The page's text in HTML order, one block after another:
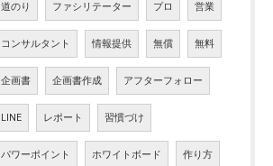
道のり ファシリテーター プロ 営業
コンサルタント 情報提供 無償 無料
企画書 企画書作成 アフターフォロー
LINE レポート 習慣づけ
パワーポイント ホワイトボード 作り方